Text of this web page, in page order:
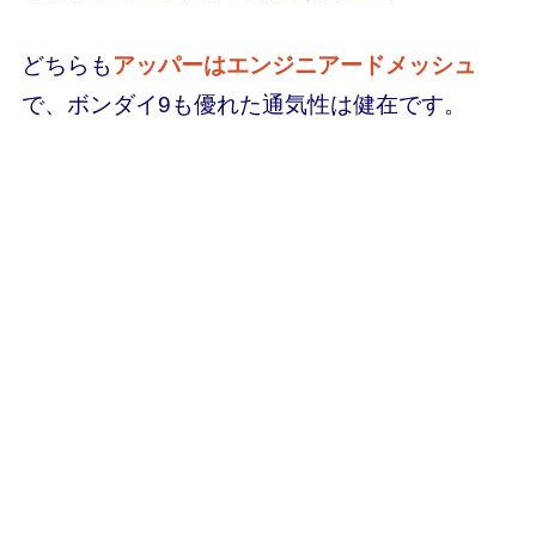
どちらも アッパーはエンジニアードメッシュ
で、ボンダイ9も優れた通気性は健在です。